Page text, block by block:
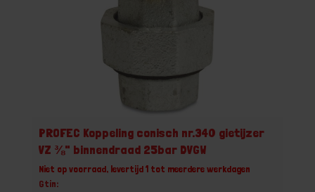
PROFEC Koppeling conisch nr.340 gietijzer
VZ ⅜" binnendraad 25bar DVGW
Niet op voorraad, levertijd 1 tot meerdere werkdagen
Gtin: